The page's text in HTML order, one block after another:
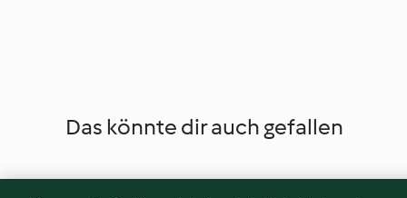
Das könnte dir auch gefallen